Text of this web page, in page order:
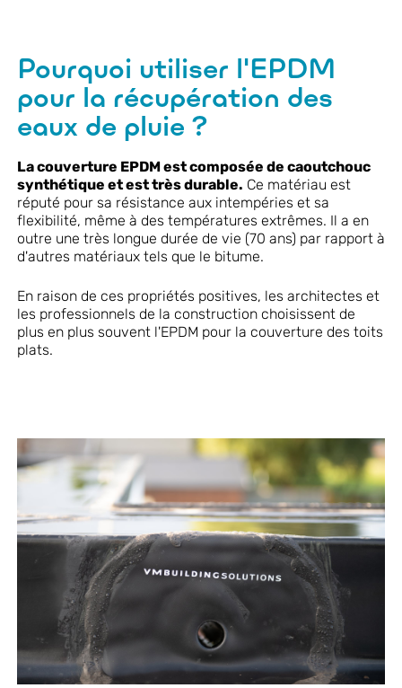
Pourquoi utiliser l'EPDM
pour la récupération des
eaux de pluie ?
La couverture EPDM est composée de caoutchouc
synthétique et est très durable. Ce matériau est
réputé pour sa résistance aux intempéries et sa
flexibilité, même à des températures extrêmes. Il a en
outre une très longue durée de vie (70 ans) par rapport à
d'autres matériaux tels que le bitume.
En raison de ces propriétés positives, les architectes et
les professionnels de la construction choisissent de
plus en plus souvent l'EPDM pour la couverture des toits
plats.